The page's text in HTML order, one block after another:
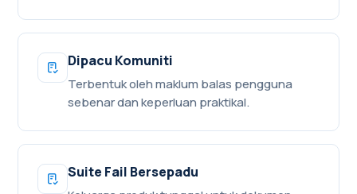
Dipacu Komuniti
Terbentuk oleh maklum balas pengguna
sebenar dan keperluan praktikal.
Suite Fail Bersepadu